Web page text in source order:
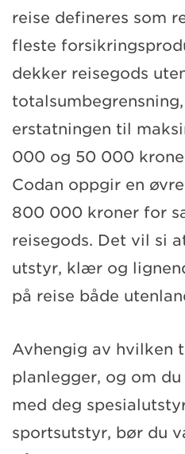
reise defineres som
fleste
dekker reisegods
erstatningen til
000 og 50 000
Codan oppgir en
800 000 kroner for
reisegods. Det vil si
utstyr, klær og
på reise både
Avhengig av hvilken
planlegger, og om
med deg
sportsutstyr, bør du